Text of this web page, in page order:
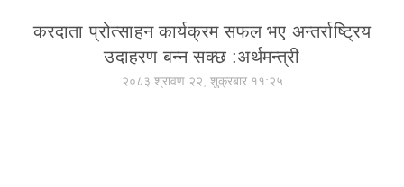
करदाता प्रोत्साहन कार्यक्रम सफल भए अन्तर्राष्ट्रिय
उदाहरण बन्न सक्छ :अर्थमन्त्री
२०८३ श्रावण २२, शुक्रबार ११:२५